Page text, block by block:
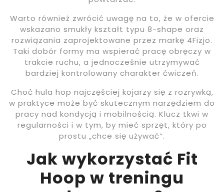
Warto również zwrócić uwagę na to, że w ofercie
wskazano smukły kształt typu 8-shape oraz
rozwiązania zaprojektowane przez markę 4Fizjo.
Taki dobór formy ma wspierać pracę obręczy w
trakcie ruchu, a jednocześnie utrzymywać
bardziej kontrolowany charakter ćwiczeń.
Choć hula hop najczęściej kojarzy się z rozrywką,
w praktyce może być skutecznym narzędziem do
pracy nad kondycją i mobilnością. Klucz tkwi w
regularności i w tym, by mieć sprzęt, który po
prostu „chce się używać”.
Jak wykorzystać Fit
Hoop w treningu